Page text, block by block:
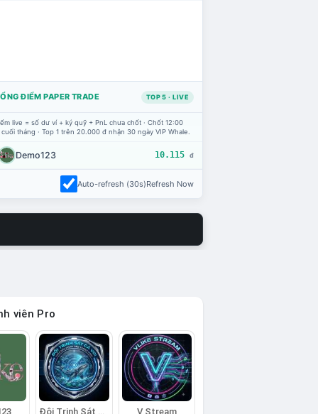
ĐIỂM PAPER TRADE TOP 5 · LIVE
live = số dư ví + ký quỹ + PnL chưa chốt · Chốt 12:00
tháng · Top 1 trên 20.000 đ nhận 30 ngày VIP Whale.
Demo123 10.115 đ
Auto-refresh (30s)Refresh Now
viên Pro
V Stream